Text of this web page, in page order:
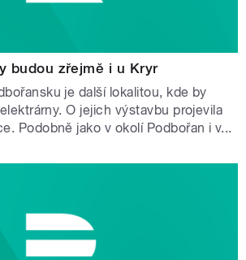
budou zřejmě i u Kryr
je další lokalitou, kde by
O jejich výstavbu projevila
Podobně jako v okolí Podbořan i v...